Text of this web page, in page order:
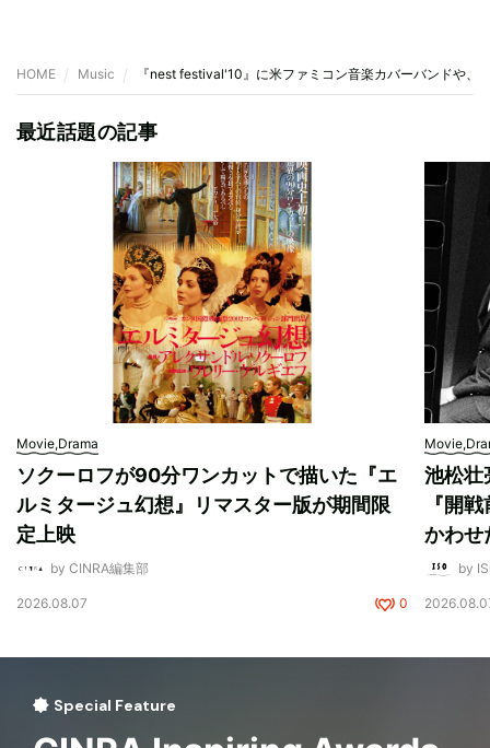
HOME Music 『nest festival'10』に米ファミコン音楽カバーバンドや、
最近話題の記事
Movie,Drama
ソクーロフが90分ワンカットで描いた『エ
ルミタージュ幻想』リマスター版が期間限
定上映
by CINRA編集部
2026.08.07 0
池松壮
『開
かわせ
by
Special Feature